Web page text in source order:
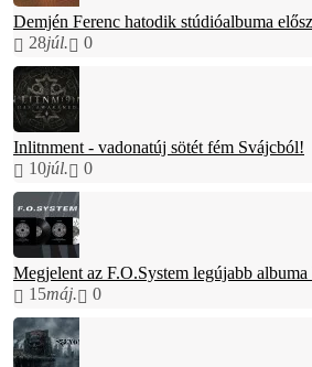
Demjén Ferenc hatodik stúdióalbuma
28júl. 0
Inlitnment - vadonatúj sötét fém Svájcból!
10júl. 0
Megjelent az F.O.System legújabb albuma
15máj. 0